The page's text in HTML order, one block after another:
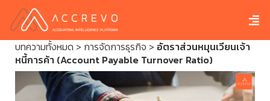
บทความทั้งหมด > การจัดการธุรกิจ > อัตราส่วนหมุนเวียนเจ้า
หนี้การค้า (Account Payable Turnover Ratio)